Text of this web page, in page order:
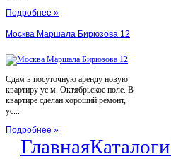
Подробнее »
Москва Маршала Бирюзова 12
Сдам в посуточную аренду новую
квартиру ус.м. Октябрьское поле. В
квартире сделан хороший ремонт,
ус...
Подробнее »
ГлавнаяКаталоги